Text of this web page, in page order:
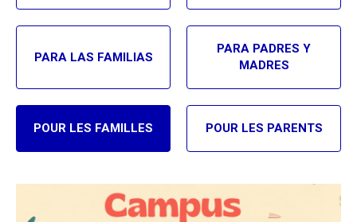
PARA LAS FAMILIAS
PARA PADRES Y
MADRES
POUR LES FAMILLES POUR LES PARENTS